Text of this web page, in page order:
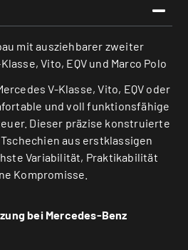
mit ausziehbarer zweiter
Vito, EQV und Marco Polo
V-Klasse, Vito, EQV oder
und voll funktionsfähige
Dieser präzise konstruierte
aus erstklassigen
Variabilität, Praktikabilität
Kompromisse.
bei Mercedes-Benz